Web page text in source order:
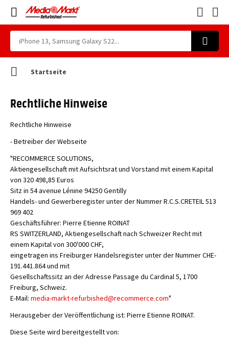
Startseite
Rechtliche Hinweise
Rechtliche Hinweise
- Betreiber der Webseite
"RECOMMERCE SOLUTIONS,
Aktiengesellschaft mit Aufsichtsrat und Vorstand mit einem Kapital
von 320 498,85 Euros
Sitz in 54 avenue Lénine 94250 Gentilly
Handels- und Gewerberegister unter der Nummer R.C.S.CRETEIL 513
969 402
Geschäftsführer: Pierre Etienne ROINAT
RS SWITZERLAND, Aktiengesellschaft nach Schweizer Recht mit
einem Kapital von 300'000 CHF,
eingetragen ins Freiburger Handelsregister unter der Nummer CHE-
191.441.864 und mit
Gesellschaftssitz an der Adresse Passage du Cardinal 5, 1700
Freiburg, Schweiz.
E-Mail: media-markt-refurbished@recommerce.com"
Herausgeber der Veröffentlichung ist: Pierre Etienne ROINAT.
Diese Seite wird bereitgestellt von: